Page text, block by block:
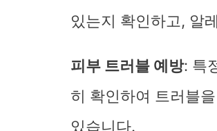
있는지 확인하고, 알
피부 트러블 예방: 특
히 확인하여 트러블
있습니다.